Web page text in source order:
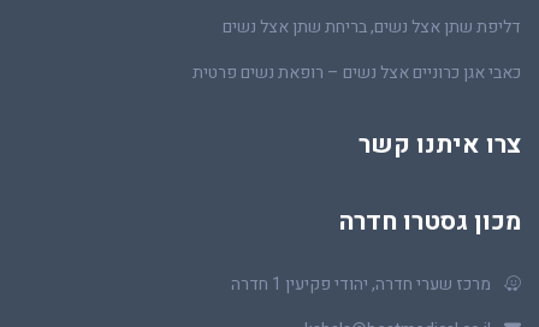
דליפת שתן אצל נשים, בריחת שתן אצל נשים
כאבי אגן כרוניים אצל נשים – רופאת נשים פרטית
צרו איתנו קשר
מכון גסטרו חדרה
מרכז שערי חדרה, יהודי פקיעין 1 חדרה